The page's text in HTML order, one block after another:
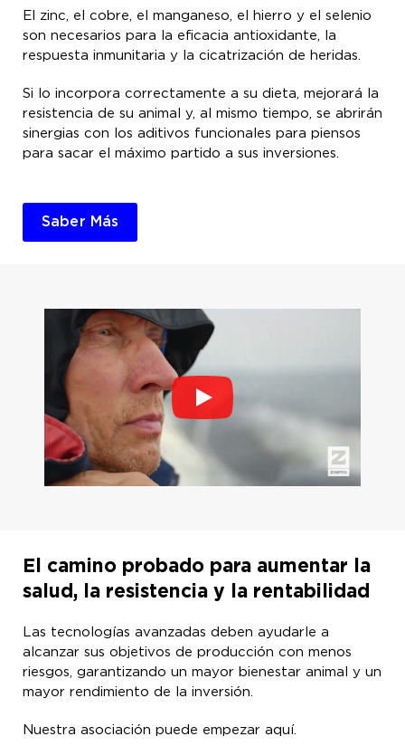
El zinc, el cobre, el manganeso, el hierro y el selenio
son necesarios para la eficacia antioxidante, la
respuesta inmunitaria y la cicatrización de heridas.
Si lo incorpora correctamente a su dieta, mejorará la
resistencia de su animal y, al mismo tiempo, se abrirán
sinergias con los aditivos funcionales para piensos
para sacar el máximo partido a sus inversiones.
Saber Más
El camino probado para aumentar la
salud, la resistencia y la rentabilidad
Las tecnologías avanzadas deben ayudarle a
alcanzar sus objetivos de producción con menos
riesgos, garantizando un mayor bienestar animal y un
mayor rendimiento de la inversión.
Nuestra asociación puede empezar aquí.